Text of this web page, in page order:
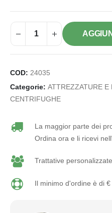
COD: 24035
Categorie: ATTREZZATURE E
CENTRIFUGHE
La maggior parte dei
Ordina ora e li ricevi
Trattative
Il minimo d'ordine è di €